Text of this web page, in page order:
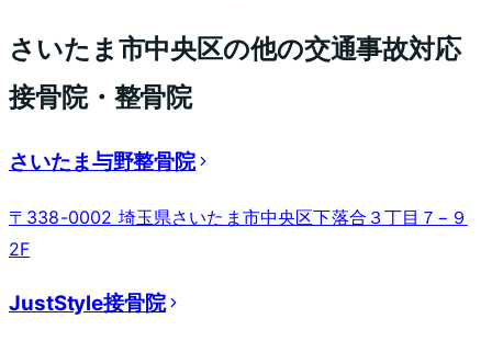
さいたま市中央区の他の交通事故対応
接骨院・整骨院
さいたま与野整骨院
〒338-0002 埼玉県さいたま市中央区下落合３丁目７−９
2F
JustStyle接骨院